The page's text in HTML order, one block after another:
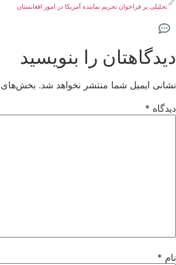
تحلیلی بر فراخوان تحریم نماینده آمریکا در امور افغانستان
دیدگاهتان را بنویسید
نشانی ایمیل شما منتشر نخواهد شد. بخش‌های
دیدگاه *
نام *